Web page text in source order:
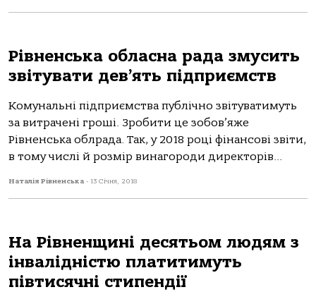
Рівненська обласна рада змусить
звітувати дев’ять підприємств
Комунальні підприємства публічно звітуватимуть
за витрачені гроші. Зробити це зобов’яже
Рівненська облрада. Так, у 2018 році фінансові звіти,
в тому числі й розмір винагороди директорів...
Наталія Рівненська - 13 Січня, 2018
На Рівненщині десятьом людям з
інвалідністю платитимуть
півтисячні стипендії